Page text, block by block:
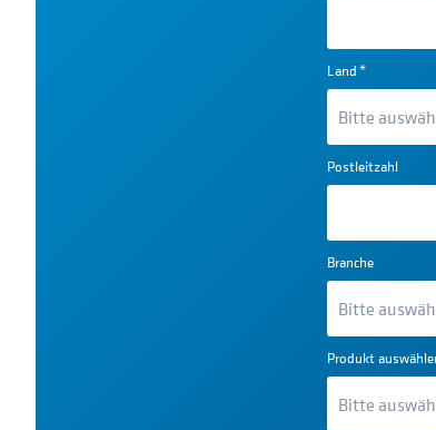
Land*
Postleitzahl
Branche
Produkt